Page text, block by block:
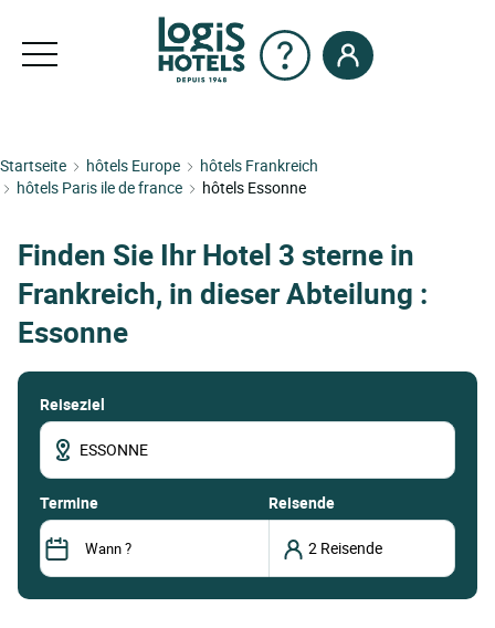
Startseite hôtels Europe
hôtels Frankreich
hôtels Paris ile de france
hôtels Essonne
Finden Sie Ihr Hotel 3 sterne in
Frankreich, in dieser Abteilung :
Essonne
Reiseziel
termine Reisende